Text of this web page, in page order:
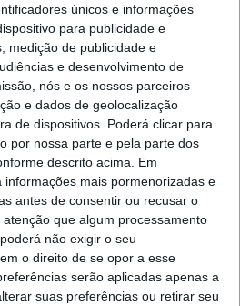
únicos e informações
para publicidade e
medição de publicidade e
e desenvolvimento de
nós e os nossos parceiros
e dados de geolocalização
de dispositivos. Poderá clicar para
por nossa parte e pela parte dos
descrito acima. Em
mais pormenorizadas e
antes de consentir ou recusar o
atenção que algum processamento
não exigir o seu
o direito de se opor a esse
serão aplicadas apenas a
suas preferências ou retirar seu
denuncia
contra
pessoas voltaram a
de Viseu